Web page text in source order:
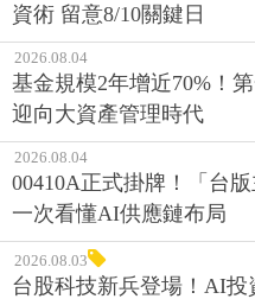
資術 留意8/10關鍵日
2026.08.04
基金規模2年增近70%！
迎向大資產管理時代
2026.08.04
00410A正式掛牌！「台
一次看懂AI供應鏈布局
2026.08.03
台股科技新兵登場！AI投